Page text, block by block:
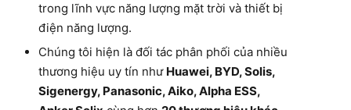
trong lĩnh vực năng lượng mặt trời và thiết bị
điện năng lượng.
Chúng tôi hiện là đối tác phân phối của nhiều
thương hiệu uy tín như Huawei, BYD, Solis,
Sigenergy, Panasonic, Aiko, Alpha ESS,